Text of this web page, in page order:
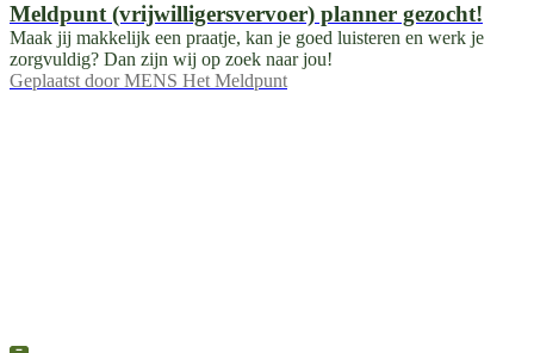
Meldpunt (vrijwilligersvervoer) planner gezocht!
Maak jij makkelijk een praatje, kan je goed luisteren en werk je
zorgvuldig? Dan zijn wij op zoek naar jou!
Geplaatst door MENS Het Meldpunt